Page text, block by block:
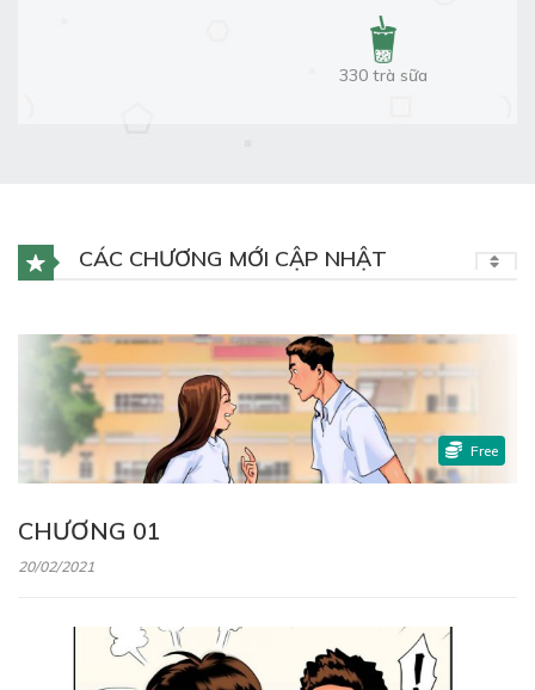
330 trà sữa
CÁC CHƯƠNG MỚI CẬP NHẬT
CHƯƠNG 01
20/02/2021
Free